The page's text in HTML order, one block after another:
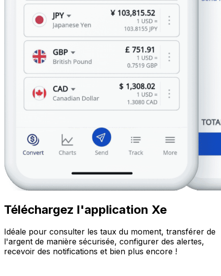
Téléchargez l'application Xe
Idéale pour consulter les taux du moment, transférer de
l'argent de manière sécurisée, configurer des alertes,
recevoir des notifications et bien plus encore !